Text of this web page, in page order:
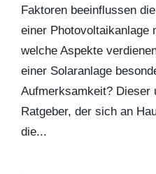
Faktoren beeinflussen
einer Photovoltaikanlage
welche Aspekte
einer Solaranlage
Aufmerksamkeit? Dieser
Ratgeber, der sich an
die...